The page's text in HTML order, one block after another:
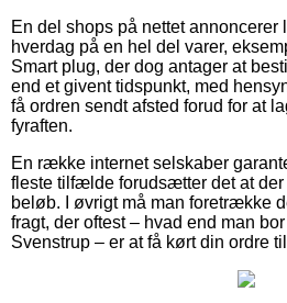
En del shops på nettet
hverdag på en hel del varer,
Smart plug, der dog antager at
end et givent tidspunkt, med
få ordren sendt afsted forud for at
fyraften.
En række internet selskaber
fleste tilfælde forudsætter det at der
beløb. I øvrigt må man foretrække
fragt, der oftest – hvad end man
Svenstrup – er at få kørt din ordre